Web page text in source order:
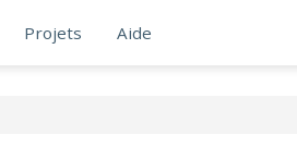
Projets Aide